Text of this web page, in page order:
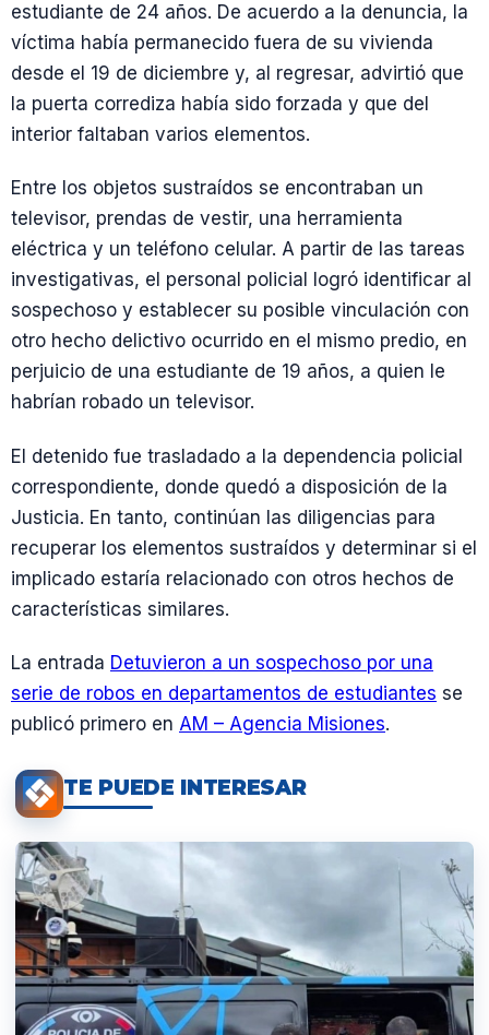
estudiante de 24 años. De acuerdo a la denuncia, la
víctima había permanecido fuera de su vivienda
desde el 19 de diciembre y, al regresar, advirtió que
la puerta corrediza había sido forzada y que del
interior faltaban varios elementos.
Entre los objetos sustraídos se encontraban un
televisor, prendas de vestir, una herramienta
eléctrica y un teléfono celular. A partir de las tareas
investigativas, el personal policial logró identificar al
sospechoso y establecer su posible vinculación con
otro hecho delictivo ocurrido en el mismo predio, en
perjuicio de una estudiante de 19 años, a quien le
habrían robado un televisor.
El detenido fue trasladado a la dependencia policial
correspondiente, donde quedó a disposición de la
Justicia. En tanto, continúan las diligencias para
recuperar los elementos sustraídos y determinar si el
implicado estaría relacionado con otros hechos de
características similares.
La entrada Detuvieron a un sospechoso por una
serie de robos en departamentos de estudiantes se
publicó primero en AM – Agencia Misiones.
TE PUEDE INTERESAR